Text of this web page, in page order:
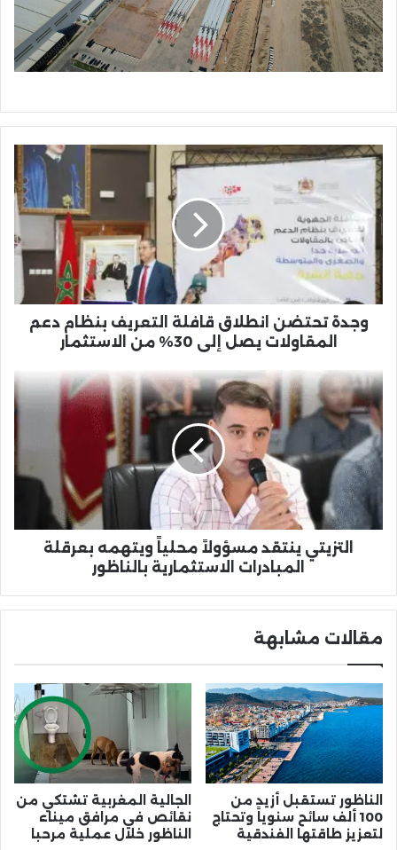
وجدة
تحتضن
انطلاق
قافلة
التعريف
بنظام
دعم
المقاولات
يصل
إلى
الاستثمار
وجدة تحتضن انطلاق قافلة التعريف بنظام دعم
المقاولات يصل إلى 30% من الاستثمار
التزيتي
ينتقد
مسؤولاً
محلياً
ويتهمه
بعرقلة
المبادرات
الاستثمارية
بالناظور
التزيتي ينتقد مسؤولاً محلياً ويتهمه بعرقلة
المبادرات الاستثمارية بالناظور
مقالات مشابهة
الناظور تستقبل أزيد من
100 ألف سائح سنوياً وتحتاج
لتعزيز طاقتها الفندقية
الجالية المغربية تشتكي من
نقائص في مرافق ميناء
الناظور خلال عملية مرحبا